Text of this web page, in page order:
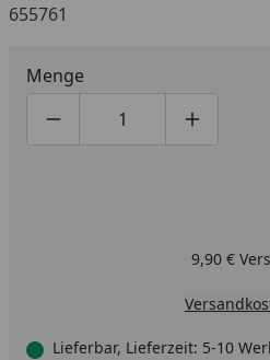
655761
Menge
Produktmenge um eins
Produktmenge
9,90 €
Lieferbar, Lieferzeit: 5-10